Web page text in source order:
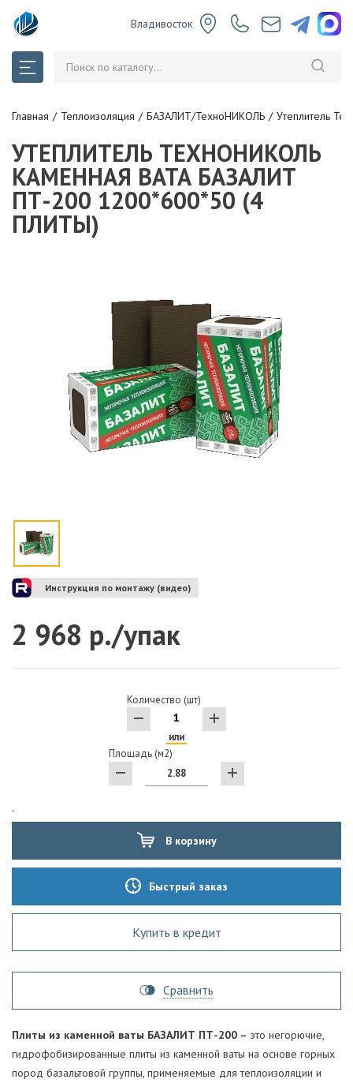
Владивосток
Главная Теплоизоляция БАЗАЛИТ/ТехноНИКОЛЬ Утеплитель
УТЕПЛИТЕЛЬ ТЕХНОНИКОЛЬ
КАМЕННАЯ ВАТА БАЗАЛИТ
ПТ-200 1200*600*50 (4
ПЛИТЫ)
Инструкция по монтажу (видео)
2 968 р./упак
Количество (шт)
или
Площадь (м2)
'
В корзину
Быстрый заказ
Купить в кредит
Сравнить
Плиты из каменной ваты БАЗАЛИТ ПТ-200 – это негорючие,
гидрофобизированные плиты из каменной ваты на основе горных
пород базальтовой группы, применяемые для теплоизоляции и